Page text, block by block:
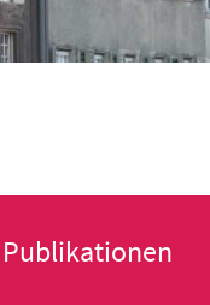
Publikationen